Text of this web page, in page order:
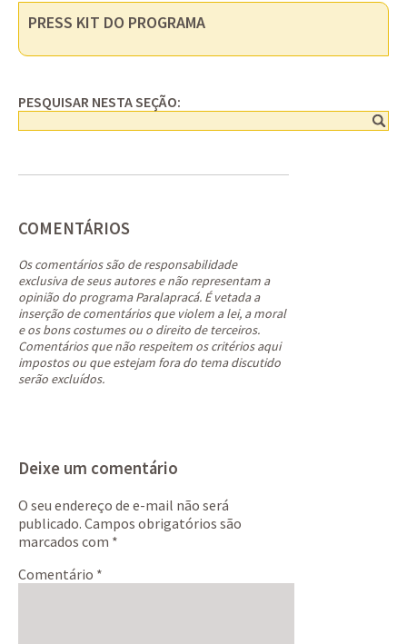
PRESS KIT DO PROGRAMA
PESQUISAR NESTA SEÇÃO:
COMENTÁRIOS
Os comentários são de responsabilidade
exclusiva de seus autores e não representam a
opinião do programa Paralapracá. É vetada a
inserção de comentários que violem a lei, a moral
e os bons costumes ou o direito de terceiros.
Comentários que não respeitem os critérios aqui
impostos ou que estejam fora do tema discutido
serão excluídos.
Deixe um comentário
O seu endereço de e-mail não será
publicado. Campos obrigatórios são
marcados com *
Comentário *